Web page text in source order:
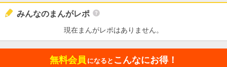
みんなのまんがレポ
現在まんがレポはありません。
無料会員 になると こんなにお得！